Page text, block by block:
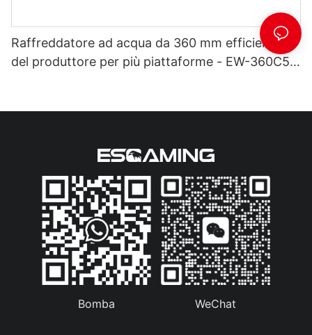
Raffreddatore ad acqua da 360 mm efficiente
del produttore per più piattaforme - EW-360C5
Bomba WeChat